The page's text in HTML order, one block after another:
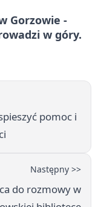
Gorzowie -
w góry.
pomoc i
Następny >>
do rozmowy w